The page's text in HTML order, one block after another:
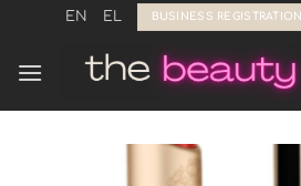
content
EN EL BUSINESS REGISTRATION